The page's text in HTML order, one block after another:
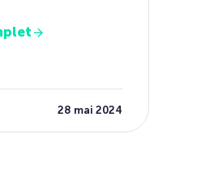
28 mai 2024